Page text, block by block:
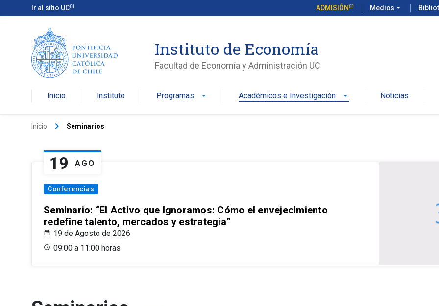
Ir al sitio UC ADMISIÓN Medios arrow_drop_down
Instituto de Economía
Facultad de Economía y Administración UC
Inicio Instituto Programas arrow_drop_down Académicos e Investigación arrow_drop_down Noticias
Inicio keyboard_arrow_right Seminarios
19 AGO
Conferencias
Seminario: “El Activo que Ignoramos: Cómo el envejecimiento
redefine talento, mercados y estrategia”
19 de Agosto de 2026
09:00 a 11:00 horas